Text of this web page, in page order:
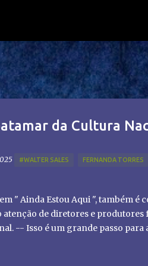
da Cultura
#WALTER SALES FERNANDA TORRES
" Ainda Estou Aqui ", também é
de diretores e
-- Isso é um grande passo para